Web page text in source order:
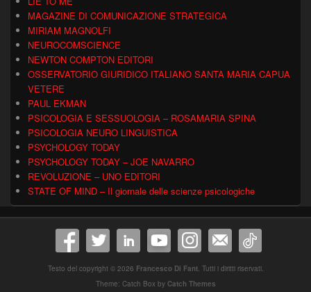
MAGAZINE DI COMUNICAZIONE STRATEGICA
MIRIAM MAGNOLFI
NEUROCOMSCIENCE
NEWTON COMPTON EDITORI
OSSERVATORIO GIURIDICO ITALIANO SANTA MARIA CAPUA
VETERE
PAUL EKMAN
PSICOLOGIA E SESSUOLOGIA – ROSAMARIA SPINA
PSICOLOGIA NEURO LINGUISTICA
PSYCHOLOGY TODAY
PSYCHOLOGY TODAY – JOE NAVARRO
REVOLUZIONE – UNO EDITORI
STATE OF MIND – Il giornale delle scienze psicologiche
Testo del copyright © 2026 Francesco Di Fant. Tutti i diritti riservati.
Theme: Catch Box by Catch Themes